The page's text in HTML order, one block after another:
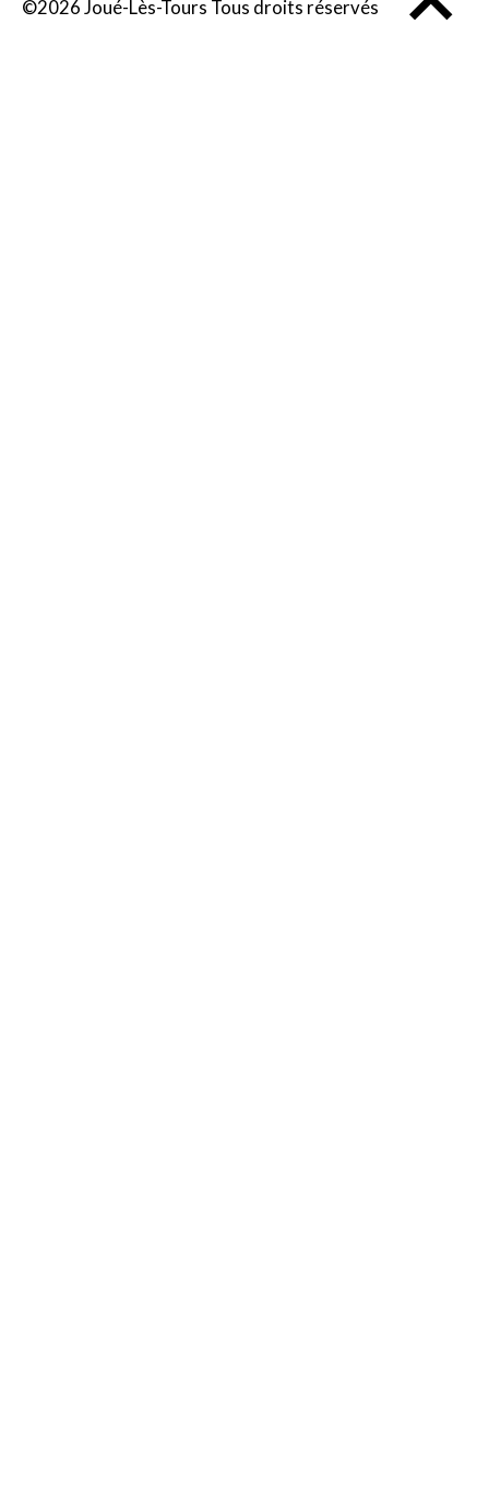
©2026 Joué-Lès-Tours Tous droits réservés